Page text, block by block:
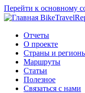
Перейти к основному
Отчеты
О проекте
Страны и
Маршруты
Статьи
Полезное
Связаться с нами